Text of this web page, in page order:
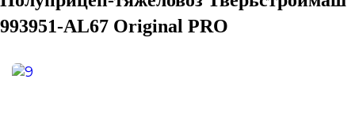
993951-AL67 Original PRO